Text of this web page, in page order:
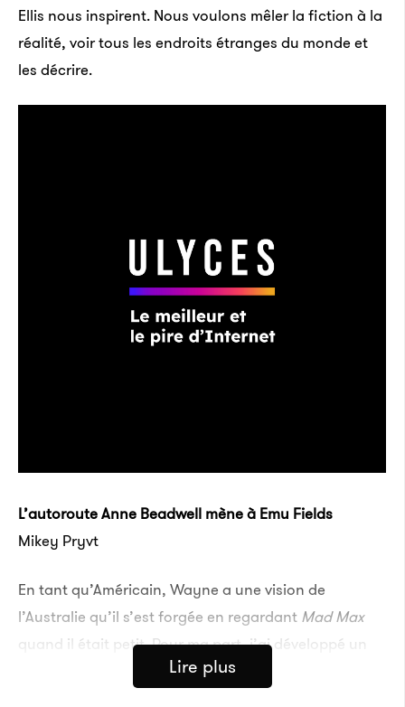
Ellis nous inspirent. Nous voulons mêler la fiction à la
réalité, voir tous les endroits étranges du monde et
les décrire.
L’autoroute Anne Beadwell mène à Emu Fields
Mikey Pryvt
En tant qu’Américain, Wayne a une vision de
l’Australie qu’il s’est forgée en regardant Mad Max
quand il était petit. Pour ma part, j’ai développé un
intérêt croissant pour les travaux sur les « zones
Lire plus